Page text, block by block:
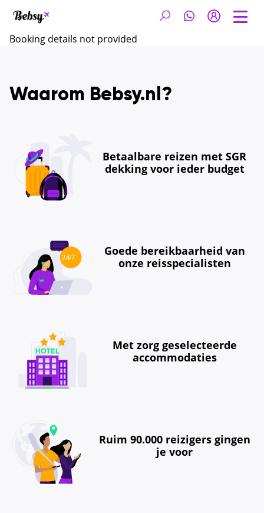
Booking details not provided
Waarom Bebsy.nl?
Betaalbare reizen met SGR
dekking voor ieder budget
Goede bereikbaarheid van
onze reisspecialisten
Met zorg geselecteerde
accommodaties
Ruim 90.000 reizigers gingen
je voor